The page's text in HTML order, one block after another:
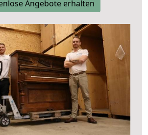
Angebote erhalten